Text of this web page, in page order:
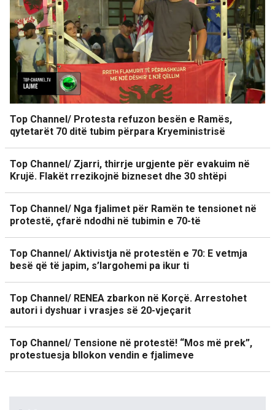
Top Channel/ Protesta refuzon besën e Ramës,
qytetarët 70 ditë tubim përpara Kryeministrisë
Top Channel/ Zjarri, thirrje urgjente për evakuim në
Krujë. Flakët rrezikojnë bizneset dhe 30 shtëpi
Top Channel/ Nga fjalimet për Ramën te tensionet në
protestë, çfarë ndodhi në tubimin e 70-të
Top Channel/ Aktivistja në protestën e 70: E vetmja
besë që të japim, s’largohemi pa ikur ti
Top Channel/ RENEA zbarkon në Korçë. Arrestohet
autori i dyshuar i vrasjes së 20-vjeçarit
Top Channel/ Tensione në protestë! “Mos më prek”,
protestuesja bllokon vendin e fjalimeve